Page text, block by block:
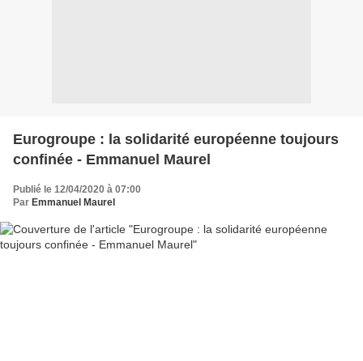
Eurogroupe : la solidarité européenne toujours
confinée - Emmanuel Maurel
Publié le 12/04/2020 à 07:00
Par Emmanuel Maurel